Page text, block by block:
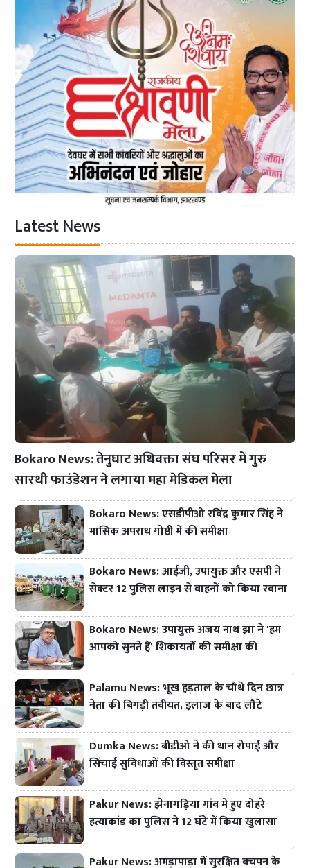
Latest News
Bokaro News: तेनुघाट अधिवक्ता संघ परिसर में गुरु
सारथी फाउंडेशन ने लगाया महा मेडिकल मेला
Bokaro News: एसडीपीओ रविंद्र कुमार सिंह ने
मासिक अपराध गोष्ठी में की समीक्षा
Bokaro News: आईजी, उपायुक्त और एसपी ने
सेक्टर 12 पुलिस लाइन से वाहनों को किया रवाना
Bokaro News: उपायुक्त अजय नाथ झा ने 'हम
आपको सुनते हैं' शिकायतों की समीक्षा की
Palamu News: भूख हड़ताल के चौथे दिन छात्र
नेता की बिगड़ी तबीयत, इलाज के बाद लौटे
Dumka News: बीडीओ ने की धान रोपाई और
सिंचाई सुविधाओं की विस्तृत समीक्षा
Pakur News: झेनागड़िया गांव में हुए दोहरे
हत्याकांड का पुलिस ने 12 घंटे में किया खुलासा
Pakur News: अमड़ापाड़ा में सुरक्षित बचपन के